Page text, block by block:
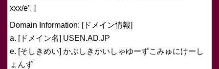
xxx/e’. ]
Domain Information: [ドメイン情報]
a. [ドメイン名] USEN.AD.JP
e. [そしきめい] かぶしきかいしゃゆーずこみゅにけーし
ょんず